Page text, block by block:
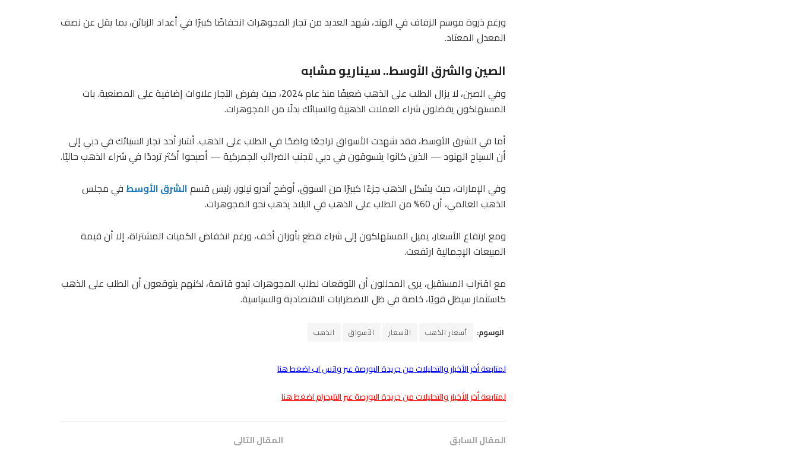
ورغم ذروة موسم الزفاف في الهند، شهد العديد من تجار المجوهرات انخفاضًا كبيرًا في أعداد الزبائن، بما يقل عن نصف
المعدل المعتاد.
الصين والشرق الأوسط.. سيناريو مشابه
وفي الصين، لا يزال الطلب على الذهب ضعيفًا منذ عام 2024، حيث يفرض التجار علاوات إضافية على المصنعية. بات
المستهلكون يفضلون شراء العملات الذهبية والسبائك بدلًا من المجوهرات.
أما في الشرق الأوسط، فقد شهدت الأسواق تراجعًا واضحًا في الطلب على الذهب. أشار أحد تجار السبائك في دبي إلى
أن السياح الهنود — الذين كانوا يتسوقون في دبي لتجنب الضرائب الجمركية — أصبحوا أكثر ترددًا في شراء الذهب حاليًا.
وفي الإمارات، حيث يشكل الذهب جزءًا كبيرًا من السوق، أوضح أندرو نيلور، رئيس قسمالشرق الأوسط في مجلس
الذهب العالمي، أن 60% من الطلب على الذهب في البلاد يذهب نحو المجوهرات.
ومع ارتفاع الأسعار، يميل المستهلكون إلى شراء قطع بأوزان أخف، ورغم انخفاض الكميات المشتراة، إلا أن قيمة
المبيعات الإجمالية ارتفعت.
مع اقتراب المستقبل، يرى المحللون أن التوقعات لطلب المجوهرات تبدو قاتمة، لكنهم يتوقعون أن الطلب على الذهب
كاستثمار سيظل قويًا، خاصة في ظل الاضطرابات الاقتصادية والسياسية.
الوسوم: أسعار الذهب الأسعار الأسواق الذهب
لمتابعة أخر الأخبار والتحليلات من جريدة البورصة عبر واتس اب اضغط هنا
لمتابعة أخر الأخبار والتحليلات من جريدة البورصة عبر التليجرام اضغط هنا
المقال السابق المقال التالى